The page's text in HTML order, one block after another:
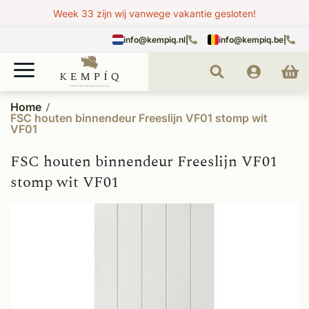
Week 33 zijn wij vanwege vakantie gesloten!
info@kempiq.nl info@kempiq.be
Home
FSC houten binnendeur Freeslijn VF01 stomp wit
VF01
FSC houten binnendeur Freeslijn VF01
stomp wit VF01